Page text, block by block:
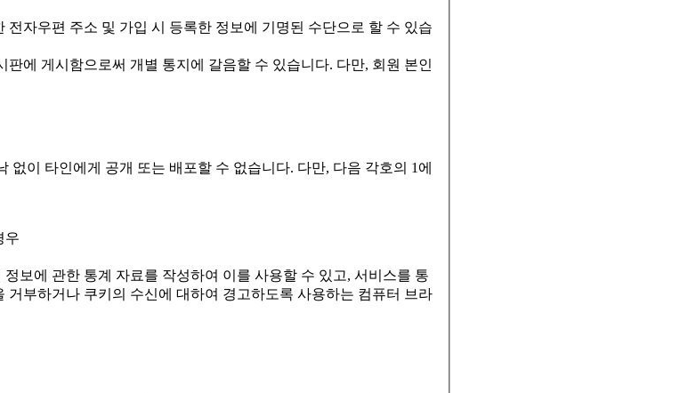
자우편 주소 및 가입 시 등록한 정보에 기명된 수단으로 할 수 있습
에 게시함으로써 개별 통지에 갈음할 수 있습니다. 다만, 회원 본인
이 타인에게 공개 또는 배포할 수 없습니다. 다만, 다음 각호의 1에
우
보에 관한 통계 자료를 작성하여 이를 사용할 수 있고, 서비스를 통
부하거나 쿠키의 수신에 대하여 경고하도록 사용하는 컴퓨터 브라